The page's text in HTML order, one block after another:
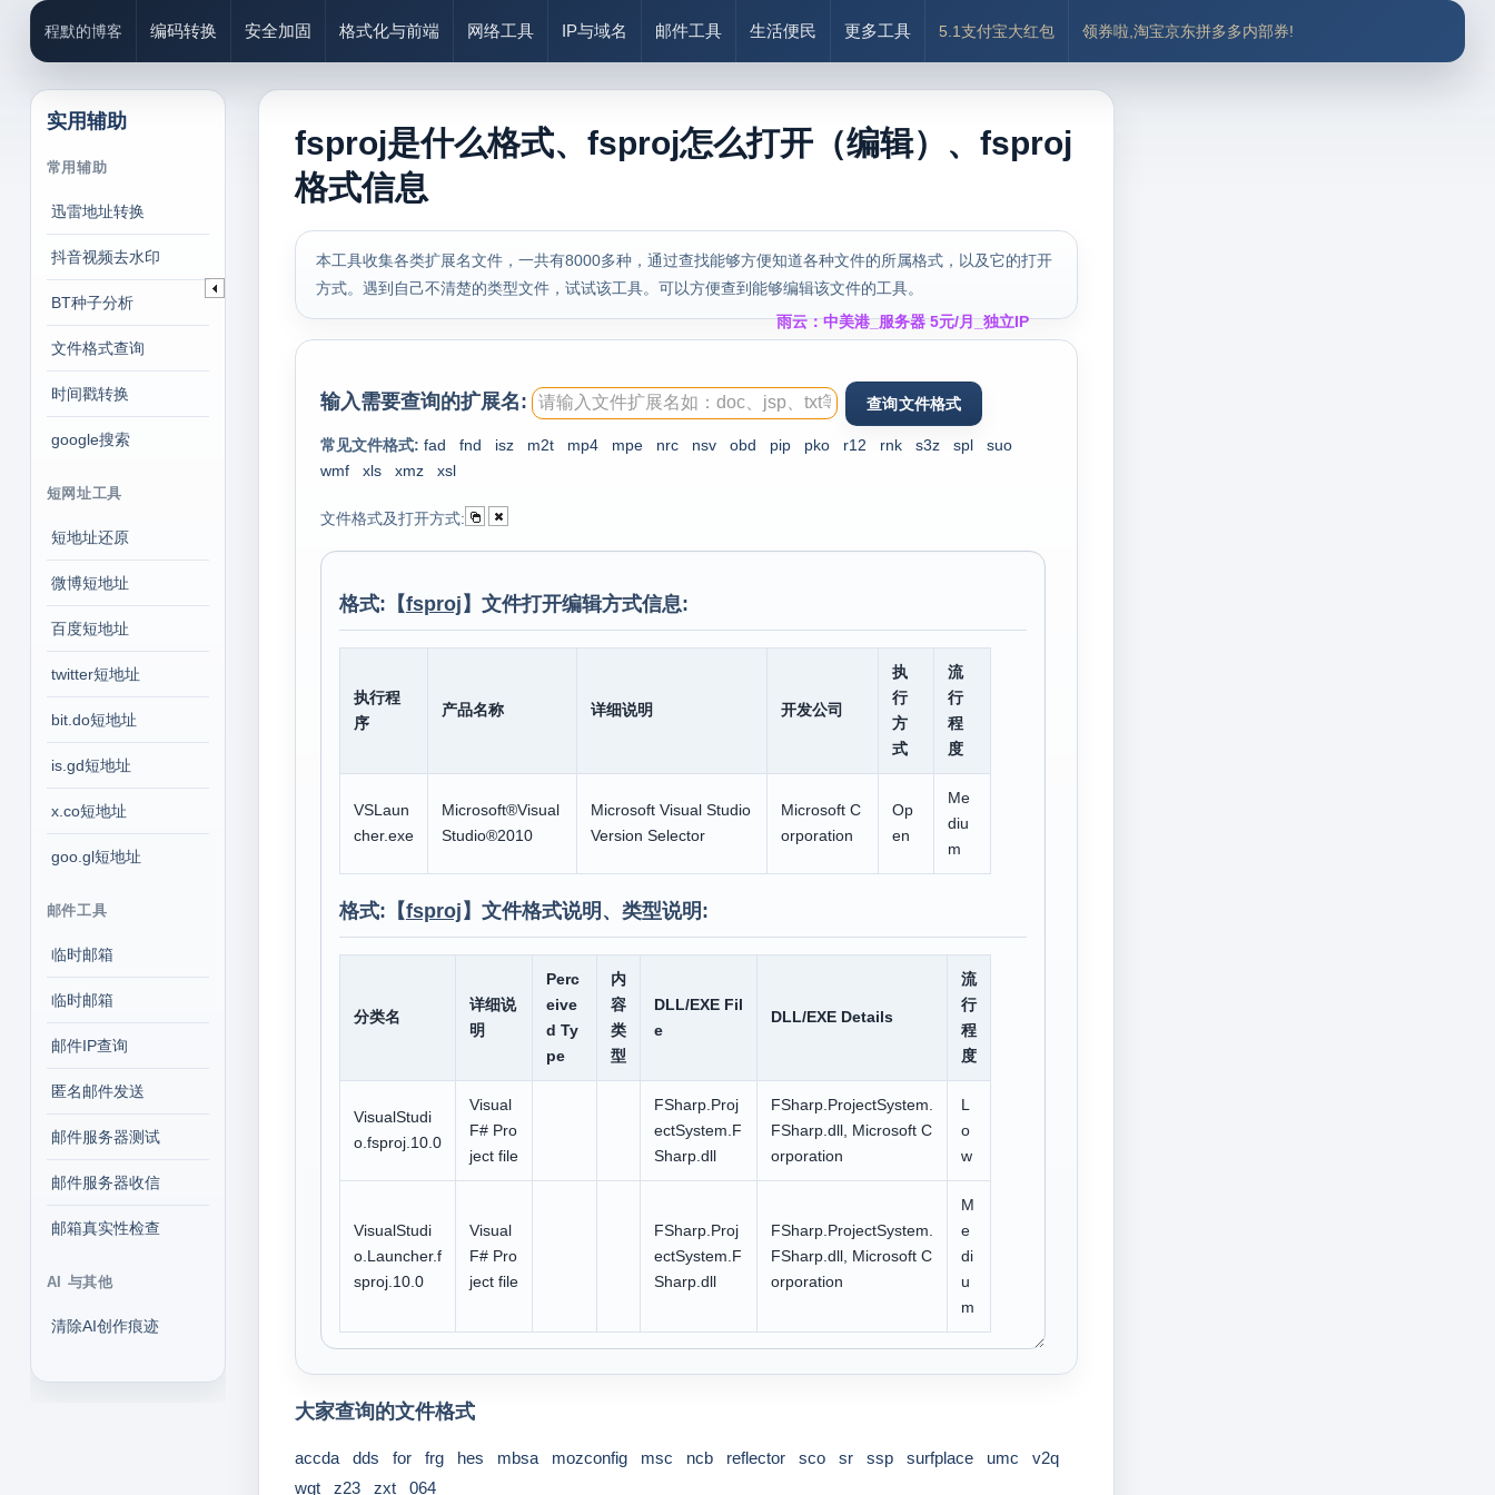
程默的博客 编码转换 安全加固 格式化与前端 网络工具 IP与域名 邮件工具 生活便民 更多工具 5.1支付宝大红包 领券啦,淘宝京东拼多多内部券!
实用辅助
常用辅助
迅雷地址转换
抖音视频去水印
BT种子分析
文件格式查询
时间戳转换
google搜索
短网址工具
短地址还原
微博短地址
百度短地址
twitter短地址
bit.do短地址
is.gd短地址
x.co短地址
goo.gl短地址
邮件工具
临时邮箱
临时邮箱
邮件IP查询
匿名邮件发送
邮件服务器测试
邮件服务器收信
邮箱真实性检查
AI 与其他
清除AI创作痕迹
fsproj是什么格式、fsproj怎么打开（编辑）、fsproj
格式信息
本工具收集各类扩展名文件，一共有8000多种，通过查找能够方便知道各种文件的所属格式，以及它的打开
方式。遇到自己不清楚的类型文件，试试该工具。可以方便查到能够编辑该文件的工具。
雨云：中美港_服务器 5元/月_独立IP
输入需要查询的扩展名:
常见文件格式: fad fnd isz m2t mp4 mpe nrc nsv obd pip pko r12 rnk s3z spl
suo
wmf
xls xmz xsl
文件格式及打开方式:
格式:【fsproj 】文件打开编辑方式信息:
执行程
序
产品名称 详细说明 开发公司
执
行
方
式
流
行
程
度
VSLaun
cher.exe
Microsoft®Visual
Studio®2010
Microsoft Visual Studio
Version Selector
Microsoft C
orporation
Op
en
Me
diu
m
格式:【fsproj 】文件格式说明、类型说明:
分类名
详细说
明
Perc
eive
d Ty
pe
内
容
类
型
DLL/EXE Fil
e
DLL/EXE Details
流
行
程
度
VisualStudi
o.fsproj.10.0
Visual
F# Pro
ject file
FSharp.Proj
ectSystem.F
Sharp.dll
FSharp.ProjectSystem.
FSharp.dll, Microsoft C
orporation
L
o
w
VisualStudi
o.Launcher.f
sproj.10.0
Visual
F# Pro
ject file
FSharp.Proj
ectSystem.F
Sharp.dll
FSharp.ProjectSystem.
FSharp.dll, Microsoft C
orporation
M
e
di
u
m
大家查询的文件格式
accda dds for frg hes mbsa mozconfig msc ncb reflector sco sr ssp surfplace umc
v2q
wgt
z23 zxt 064